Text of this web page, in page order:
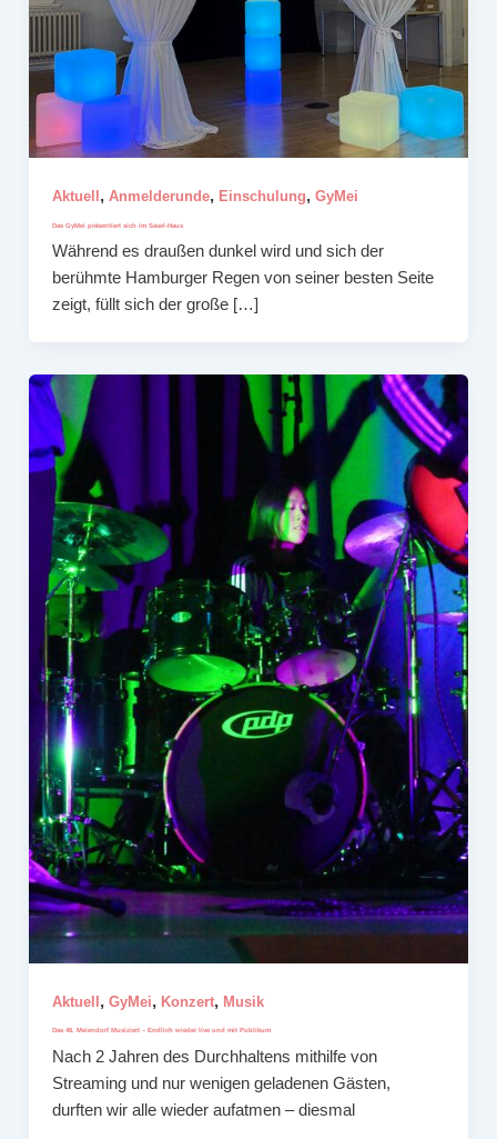
Aktuell ,Anmelderunde, Einschulung,GyMei
Das GyMei präsentiert sich im Sasel-Haus
Während es draußen dunkel wird und sich der
berühmte Hamburger Regen von seiner besten Seite
zeigt, füllt sich der große […]
Aktuell ,GyMei, Konzert, Musik
Das 46. Meiendorf Musiziert – Endlich wieder live und mit Publikum
Nach 2 Jahren des Durchhaltens mithilfe von
Streaming und nur wenigen geladenen Gästen,
durften wir alle wieder aufatmen – diesmal